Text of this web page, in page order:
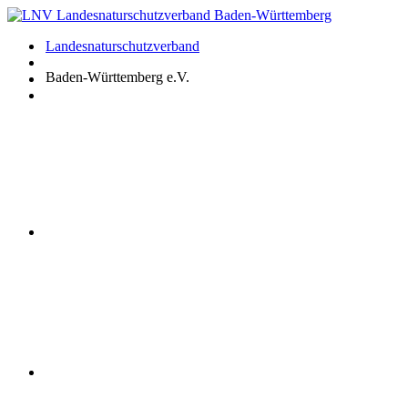
Zum
springenLandesnaturschutzverband
Baden-Württemberg e.V.